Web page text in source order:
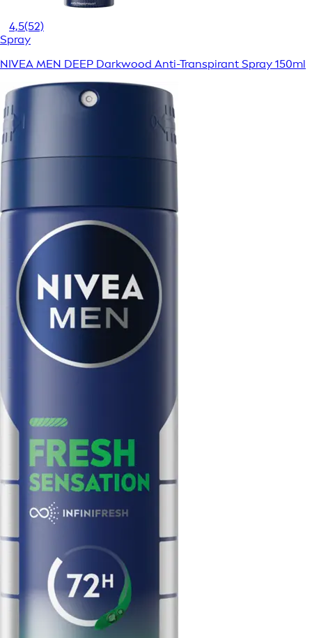
4,5(52)
Spray
NIVEA MEN DEEP Darkwood Anti-Transpirant Spray 150ml